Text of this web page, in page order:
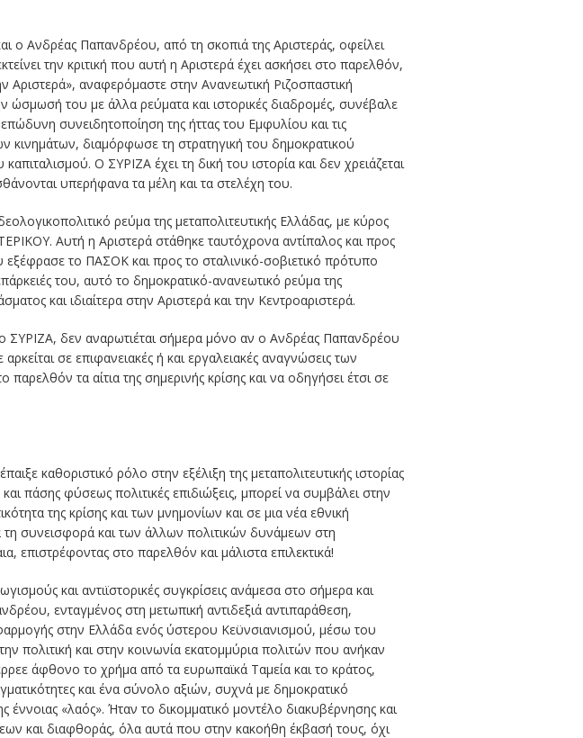
Ανδρέας Παπανδρέου, από τη σκοπιά της Αριστεράς, οφείλει
την κριτική που αυτή η Αριστερά έχει ασκήσει στο παρελθόν,
Αριστερά», αναφερόμαστε στην Ανανεωτική Ριζοσπαστική
ώσμωσή του με άλλα ρεύματα και ιστορικές διαδρομές, συνέβαλε
συνειδητοποίηση της ήττας του Εμφυλίου και τις
κινημάτων, διαμόρφωσε τη στρατηγική του δημοκρατικού
Ο ΣΥΡΙΖΑ έχει τη δική του ιστορία και δεν χρειάζεται
υπερήφανα τα μέλη και τα στελέχη του.
ρεύμα της μεταπολιτευτικής Ελλάδας, με κύρος
Αυτή η Αριστερά στάθηκε ταυτόχρονα αντίπαλος και προς
το ΠΑΣΟΚ και προς το σταλινικό-σοβιετικό πρότυπο
του, αυτό το δημοκρατικό-ανανεωτικό ρεύμα της
και ιδιαίτερα στην Αριστερά και την Κεντροαριστερά.
ΣΥΡΙΖΑ, δεν αναρωτιέται σήμερα μόνο αν ο Ανδρέας Παπανδρέου
σε επιφανειακές ή και εργαλειακές αναγνώσεις των
τα αίτια της σημερινής κρίσης και να οδηγήσει έτσι σε
καθοριστικό ρόλο στην εξέλιξη της μεταπολιτευτικής ιστορίας
πάσης φύσεως πολιτικές επιδιώξεις, μπορεί να συμβάλει στην
της κρίσης και των μνημονίων και σε μια νέα εθνική
συνεισφορά και των άλλων πολιτικών δυνάμεων στη
στο παρελθόν και μάλιστα επιλεκτικά!
και αντιϊστορικές συγκρίσεις ανάμεσα στο σήμερα και
ενταγμένος στη μετωπική αντιδεξιά αντιπαράθεση,
στην Ελλάδα ενός ύστερου Κεϋνσιανισμού, μέσω του
πολιτική και στην κοινωνία εκατομμύρια πολιτών που ανήκαν
άφθονο το χρήμα από τα ευρωπαϊκά Ταμεία και το κράτος,
και ένα σύνολο αξιών, συχνά με δημοκρατικό
έννοιας «λαός». Ήταν το δικομματικό μοντέλο διακυβέρνησης και
και διαφθοράς, όλα αυτά που στην κακοήθη έκβασή τους, όχι